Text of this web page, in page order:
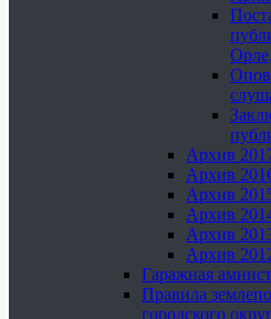
Архив
Архив
Архив
Архив
Архив
Архив
Гаражная
Правила
городского